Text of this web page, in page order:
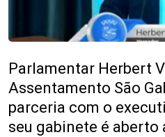
Parlamentar Herbert
Assentamento São
parceria com o
seu gabinete é aberto